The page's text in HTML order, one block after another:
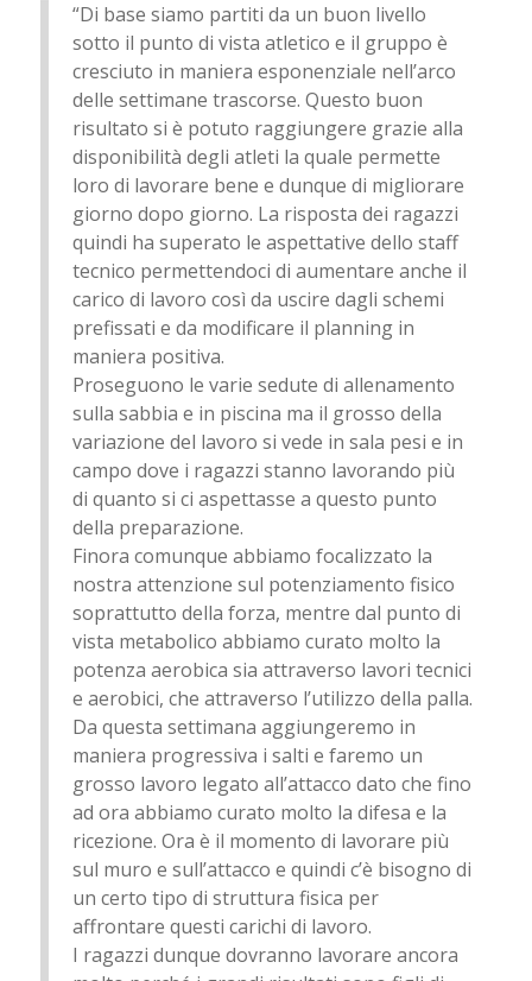
“Di base siamo partiti da un buon livello
sotto il punto di vista atletico e il gruppo è
cresciuto in maniera esponenziale nell’arco
delle settimane trascorse. Questo buon
risultato si è potuto raggiungere grazie alla
disponibilità degli atleti la quale permette
loro di lavorare bene e dunque di migliorare
giorno dopo giorno. La risposta dei ragazzi
quindi ha superato le aspettative dello staff
tecnico permettendoci di aumentare anche il
carico di lavoro così da uscire dagli schemi
prefissati e da modificare il planning in
maniera positiva.
Proseguono le varie sedute di allenamento
sulla sabbia e in piscina ma il grosso della
variazione del lavoro si vede in sala pesi e in
campo dove i ragazzi stanno lavorando più
di quanto si ci aspettasse a questo punto
della preparazione.
Finora comunque abbiamo focalizzato la
nostra attenzione sul potenziamento fisico
soprattutto della forza, mentre dal punto di
vista metabolico abbiamo curato molto la
potenza aerobica sia attraverso lavori tecnici
e aerobici, che attraverso l’utilizzo della palla.
Da questa settimana aggiungeremo in
maniera progressiva i salti e faremo un
grosso lavoro legato all’attacco dato che fino
ad ora abbiamo curato molto la difesa e la
ricezione. Ora è il momento di lavorare più
sul muro e sull’attacco e quindi c’è bisogno di
un certo tipo di struttura fisica per
affrontare questi carichi di lavoro.
I ragazzi dunque dovranno lavorare ancora